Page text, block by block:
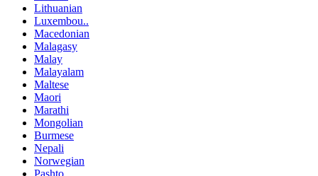
Lithuanian
Luxembou..
Macedonian
Malagasy
Malay
Malayalam
Maltese
Maori
Marathi
Mongolian
Burmese
Nepali
Norwegian